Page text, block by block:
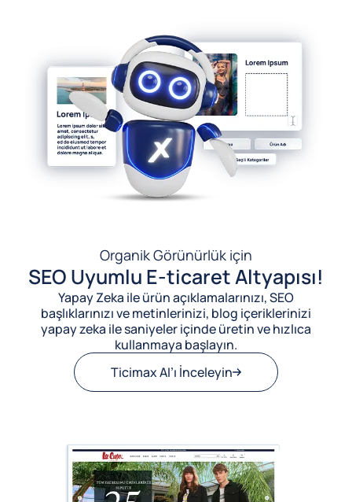
Organik Görünürlük için
SEO Uyumlu E-ticaret Altyapısı!
Yapay Zeka ile ürün açıklamalarınızı, SEO
başlıklarınızı ve metinlerinizi, blog içeriklerinizi
yapay zeka ile saniyeler içinde üretin ve hızlıca
kullanmaya başlayın.
Ticimax AI’ı İnceleyin